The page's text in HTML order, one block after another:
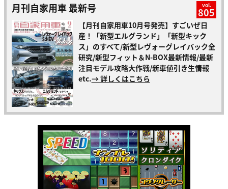
月刊自家用車 最新号 vol.
805
【月刊自家用車10月号発売】すごいぜ日
産！「新型エルグランド」「新型キック
ス」のすべて/新型レヴォーグレイバック全
研究/新型フィット＆N-BOX最新情報/最新
注目モデル攻略大作戦/新車値引き生情報
etc.→ 詳しくはこちら